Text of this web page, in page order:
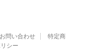
お問い合わせ
特定商
シー